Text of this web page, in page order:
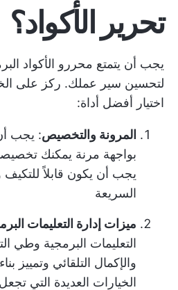
تحرير الأكواد؟
يجب أن يتمتع محررو الأكواد
لتحسين سير عملك. ركز على
اختيار أفضل أداة:
المرونة والتخصيص: يجب
بواجهة مرنة يمكنك
يجب أن يكون قابلاً للتكيف
السريعة
ميزات إدارة التعليمات
التعليمات البرمجية وطي
والإكمال التلقائي
الخيارات العديدة التي